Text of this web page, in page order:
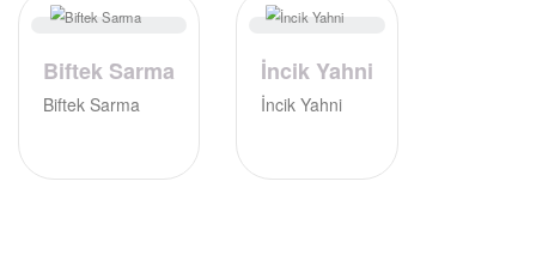
Biftek Sarma
Biftek Sarma
İncik Yahni
İncik Yahni